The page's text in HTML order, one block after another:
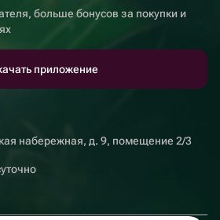
больше бонусов за покупки и
приложение
набережная, д. 9, помещение 2/3